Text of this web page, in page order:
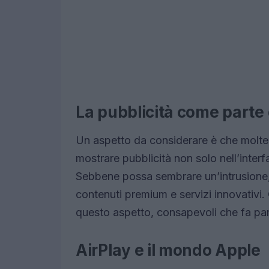
La pubblicità come parte
Un aspetto da considerare è che
mostrare pubblicità non solo
Sebbene possa sembrare
contenuti premium e servizi
questo aspetto, consapevoli che fa
AirPlay e il mondo Apple